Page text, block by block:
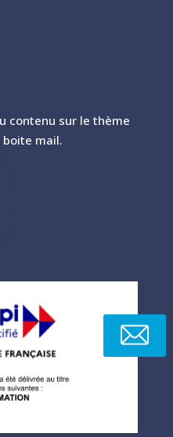
contenu sur le thème
boite mail.